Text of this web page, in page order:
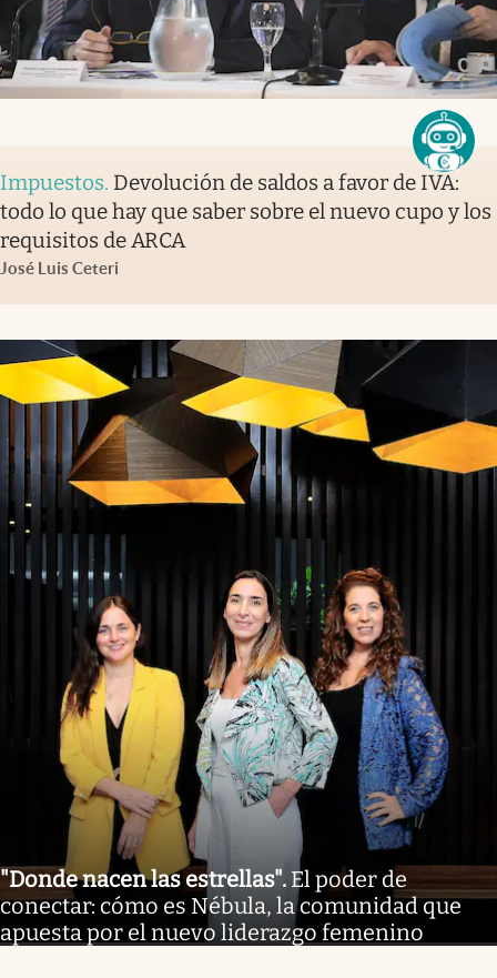
Impuestos. Devolución de saldos a favor de IVA:
todo lo que hay que saber sobre el nuevo cupo y los
requisitos de ARCA
José Luis Ceteri
"Donde nacen las estrellas". El poder de
conectar: cómo es Nébula, la comunidad que
apuesta por el nuevo liderazgo femenino